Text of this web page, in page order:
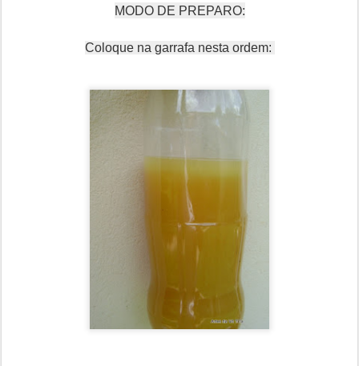
MODO DE PREPARO:
Coloque na garrafa nesta ordem: